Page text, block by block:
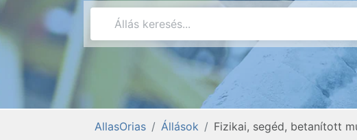
AllasOrias Állások Fizikai, segéd, betanított